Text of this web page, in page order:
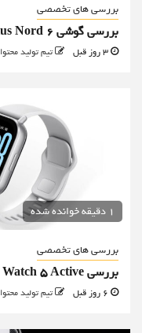
بررسی های تخصصی
بررسی گوشی OnePlus Nord 6؛ استاندارد خیلی بالا!
تیم تولید محتوا
1 دقیقه خوانده شده
بررسی های تخصصی
بررسی Redmi Watch 5 Active شیائومی؛ اقتصادی پرفروش!
تیم تولید محتوا